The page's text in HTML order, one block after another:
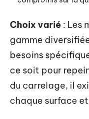
Choix varié : Les
gamme
besoins
ce soit pour
du carrelage, il
chaque surface